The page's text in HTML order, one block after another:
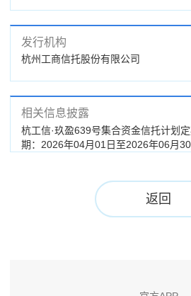
发行机构
杭州工商信托股份有限公司
相关信息披露
杭工信·玖盈639号集合资金信托计划
期：2026年04月01日至2026年06月30
返回